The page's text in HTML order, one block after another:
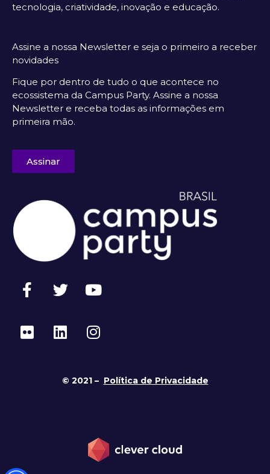
tecnologia, criatividade, inovação e educação.
Assine a nossa Newsletter e seja o primeiro a receber
novidades
Fique por dentro de tudo o que acontece no
ecossistema da Campus Party. Assine a nossa
Newsletter e receba todas as informações em
primeira mão.
Assinar
© 2021 – Política de Privacidade